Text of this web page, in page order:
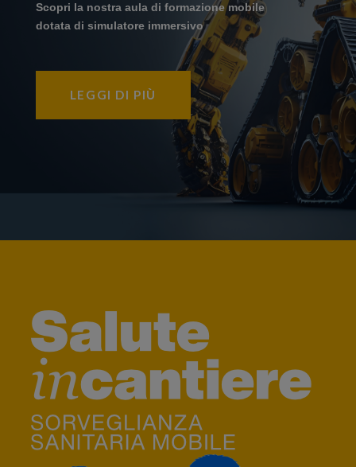
Scopri la nostra aula di formazione mobile
dotata di simulatore immersivo
LEGGI DI PIÙ